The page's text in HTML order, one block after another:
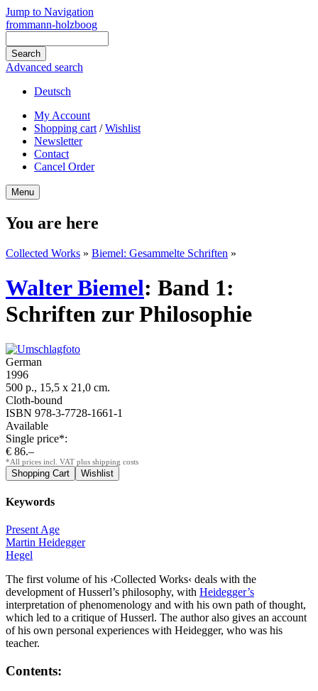
Jump to Navigation
frommann-holzboog
Advanced search
Deutsch
My Account
Shopping cart /Wishlist
Newsletter
Contact
Cancel Order
Menu
You are here
Collected Works » Biemel: Gesammelte Schriften »
Walter Biemel: Band 1:
Schriften zur Philosophie
German
1996
500 p., 15,5 x 21,0 cm.
Cloth-bound
ISBN 978-3-7728-1661-1
Available
Single price*:
€ 86.–
*All prices incl. VAT plus shipping costs
Keywords
Present Age
Martin Heidegger
Hegel
The first volume of his ›Collected Works‹ deals with the
development of Husserl’s philosophy, with Heidegger’s
interpretation of phenomenology and with his own path of thought,
which led to a critique of Husserl. The author also gives an account
of his own personal experiences with Heidegger, who was his
teacher.
Contents: